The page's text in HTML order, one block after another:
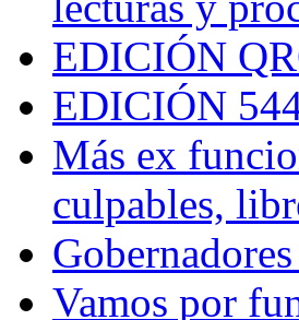
EDICIÓN
EDICIÓN
Más ex
culpables,
Vamos por